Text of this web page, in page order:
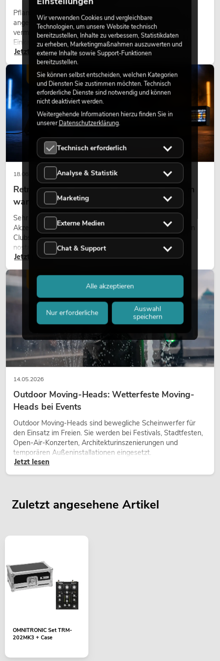
Pflanzen machen Räume lebendig. Sie schaffen eine
angenehme Atmosphäre, verbessern das Ambiente und
vermitteln Natürlichkeit. Ob in Hotels, Restaurants,
Einkaufszentren, Bürogebäuden oder auf Messeständen:
eine hochwertige Begrünung gehört heute längst zum
modernen Raumkonzept.
Jetzt lesen
18.06.2026
Retro-Licht im modernen Lichtdesign: Warum
warmes Licht wieder wirkt
Sehr warmes Licht, sichtbare Leuchtflächen und farbige
Akzente prägen viele aktuelle Lichtdesigns auf Bühnen, in
Clubs und bei Events. Retro-Licht ist dabei kein rein
nostalgischer Effekt, sondern ein bewusst eingesetztes
Gestaltungsmittel: Es schafft Atmosphäre, gibt Szenen
Charakter und kann technische LED-Setups emotionaler
wirken lassen.
Jetzt lesen
LICHT
14.05.2026
Outdoor Moving-Heads: Wetterfeste Moving-
Heads bei Events
Outdoor Moving-Heads sind bewegliche Scheinwerfer für
den Einsatz im Freien. Sie werden bei Festivals, Stadtfesten,
Open-Air-Konzerten, Architekturinszenierungen und
temporären Außeninstallationen eingesetzt.
Jetzt lesen
LICHT
Zuletzt angesehene Artikel
OMNITRONIC Set TRM-
202MK3 + Case
Wir verwenden Cookies und vergleichbare
Technologien, um unsere Website technisch
bereitzustellen, Inhalte zu verbessern, Statistikdaten
zu erheben, Marketingmaßnahmen auszuwerten und
externe Inhalte sowie Support-Funktionen
bereitzustellen.
Sie können selbst entscheiden, welchen Kategorien
und Diensten Sie zustimmen möchten. Technisch
erforderliche Dienste sind notwendig und können
nicht deaktiviert werden.
Weitergehende Informationen hierzu finden Sie in
unsererDatenschutzerklärung.
Technisch erforderlich
Analyse & Statistik
Marketing
Externe Medien
Chat & Support
Nur erforderliche
Auswahl
speichern
Alle akzeptieren